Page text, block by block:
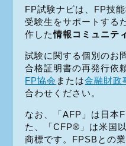
FP試験ナビは、FP技
受験生をサポートする
作した情報コミュニテ
試験に関する個別のお
合格証明書の再発行依
FP協会 または金融財政
合わせください。
なお、「AFP」は日本
た、「CFP®」は米国
商標です。FPSBとの